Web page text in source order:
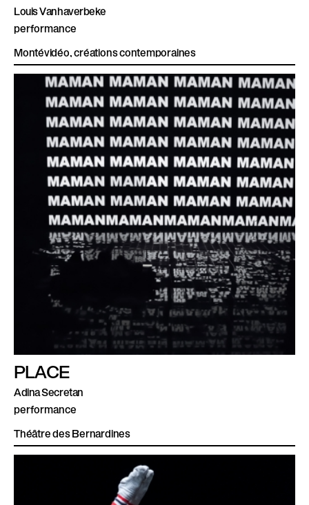
Louis Vanhaverbeke
performance
Montévidéo, créations contemporaines
PLACE
Adina Secretan
performance
Théâtre des Bernardines